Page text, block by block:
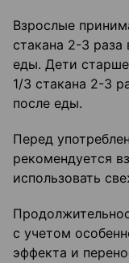
Взрослые
стакана 2-3
еды. Дети
1/3 стакана 2-3
после еды.
Перед
рекомендуется
использовать
с учетом
эффекта и